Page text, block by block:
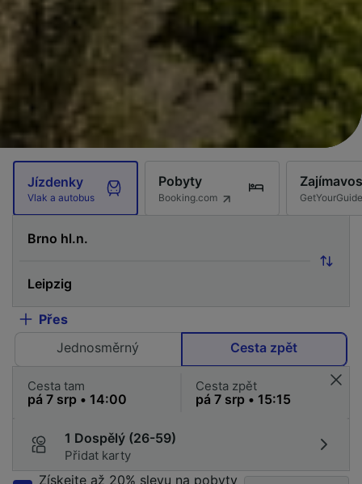
Jízdenky
Vlak a autobus
Pobyty
Booking.com GetYourGuide
Přes
Jednosměrný
Cesta zpět
Cesta tam Cesta zpět
1 Dospělý (26-59)
Přidat karty
Získejte až 20% slevu na pobyty